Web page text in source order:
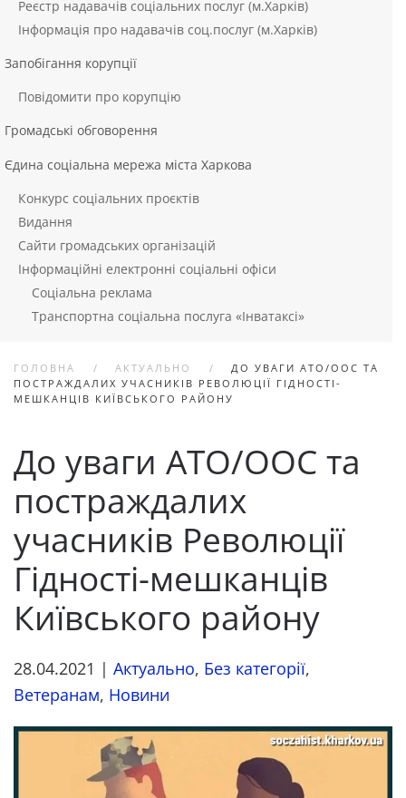
Реєстр надавачів соціальних послуг (м.Харків)
Інформація про надавачів соц.послуг (м.Харків)
Запобігання корупції
Повідомити про корупцію
Громадські обговорення
Єдина соціальна мережа міста Харкова
Конкурс соціальних проєктів
Видання
Сайти громадських організацій
Інформаційні електронні соціальні офіси
Соціальна реклама
Транспортна соціальна послуга «Інватаксі»
ГОЛОВНА АКТУАЛЬНО
ДО УВАГИ АТО/ООС ТА
ПОСТРАЖДАЛИХ УЧАСНИКІВ РЕВОЛЮЦІЇ ГІДНОСТІ-
МЕШКАНЦІВ КИЇВСЬКОГО РАЙОНУ
До уваги АТО/ООС та
постраждалих
учасників Революції
Гідності-мешканців
Київського району
28.04.2021 | Актуально, Без категорії,
Ветеранам, Новини